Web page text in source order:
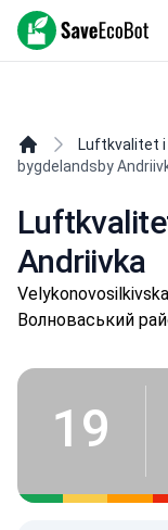
SaveEcoBot
Luftkvalitet i
bygdelandsby
Andriivka
Волноваський
19